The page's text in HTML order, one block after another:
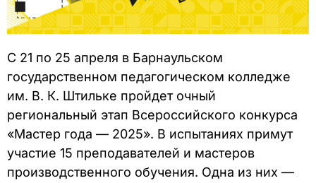
С 21 по 25 апреля в Барнаульском
государственном педагогическом колледже
им. В. К. Штильке пройдет очный
региональный этап Всероссийского конкурса
«Мастер года — 2025». В испытаниях примут
участие 15 преподавателей и мастеров
производственного обучения. Одна из них —